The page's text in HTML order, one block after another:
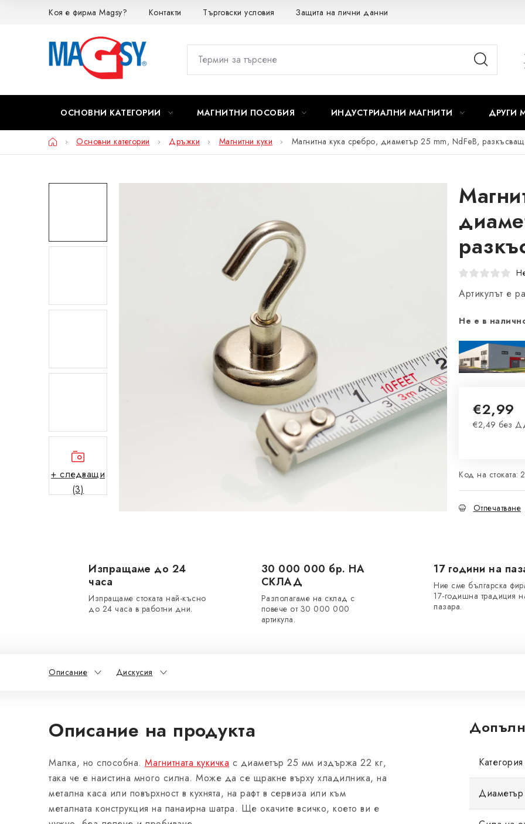
ПреминаванеКоя е фирма Magsy? Контакти Търговски условия Защита на лични данни
ОСНОВНИ КАТЕГОРИИ МАГНИТНИ ПОСОБИЯ ИНДУСТРИАЛНИ МАГНИТИ ДРУГИ
НачалоОсновни категории Дръжки Магнитни куки Магнитна кука сребро, диаметър 25 mm, NdFeB,
+ следващи
(3)
Артикулът е
Не е в
€2,99
€2,49 без
Код на стоката:
Отпечатване
Изпращаме до 24
часа
Изпращаме стоката най-късно
до 24 часа в работни дни.
30 000 000 бр. НА
СКЛАД
Разполагаме на склад с
повече от 30 000 000
артикула.
17 години на
Ние сме българска
17-годишна традиция
пазара.
Описание Дискусия
Описание на продукта
Малка, но способна. Магнитната кукичка с диаметър 25 мм издържа 22 кг,
така че е наистина много силна. Може да се щракне върху хладилника, на
метална каса или повърхност в кухнята, на рафт в сервиза или към
металната конструкция на панаирна шатра. Ще окачите всичко, което ви е
Категория